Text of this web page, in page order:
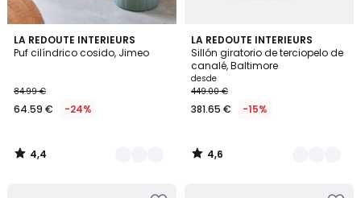
LA REDOUTE INTERIEURS
Puf cilíndrico cosido, Jimeo
84.99 €
64.59 € -24%
4,4
/ 5
2
Colores
4,4
/
LA REDOUTE INTERIEURS
Sillón giratorio de terciopelo de
canalé, Baltimore
desde
449.00 €
381.65 € -15%
4,6
/ 5
2
Colores
4,6
/